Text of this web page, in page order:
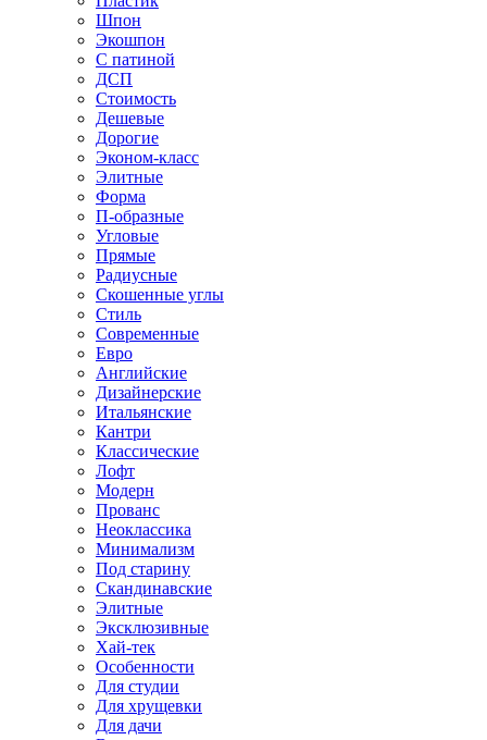
Шпон
Экошпон
С патиной
ДСП
Стоимость
Дешевые
Дорогие
Эконом-класс
Элитные
Форма
П-образные
Угловые
Прямые
Радиусные
Скошенные углы
Стиль
Современные
Евро
Английские
Дизайнерские
Итальянские
Кантри
Классические
Лофт
Модерн
Прованс
Неоклассика
Минимализм
Под старину
Скандинавские
Элитные
Эксклюзивные
Хай-тек
Особенности
Для студии
Для хрущевки
Для дачи